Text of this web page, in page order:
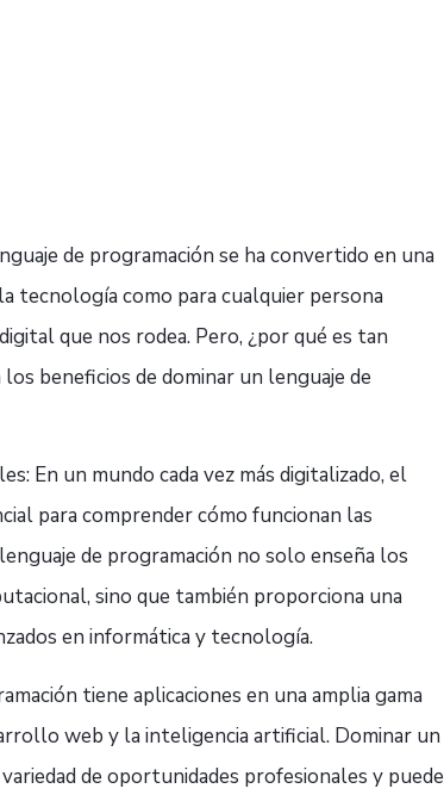
de programación se ha convertido en una
tecnología como para cualquier persona
que nos rodea. Pero, ¿por qué es tan
beneficios de dominar un lenguaje de
En un mundo cada vez más digitalizado, el
para comprender cómo funcionan las
de programación no solo enseña los
sino que también proporciona una
en informática y tecnología.
tiene aplicaciones en una amplia gama
web y la inteligencia artificial. Dominar un
de oportunidades profesionales y puede